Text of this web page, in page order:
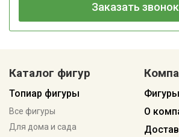
Заказать звонок
Каталог фигур
Топиар фигуры
Все фигуры
Для дома и сада
О